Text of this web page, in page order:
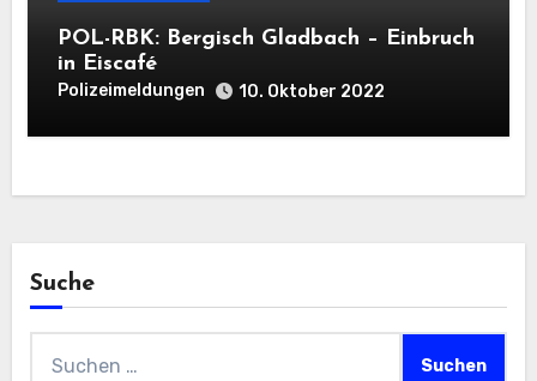
POL-RBK: Bergisch Gladbach – Einbruch
in Eiscafé
Polizeimeldungen 10. Oktober 2022
Suche